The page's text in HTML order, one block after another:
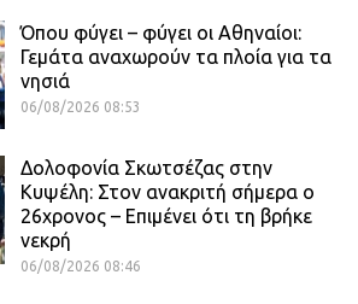
Όπου φύγει – φύγει οι Αθηναίοι:
Γεμάτα αναχωρούν τα πλοία για τα
νησιά
06/08/2026 08:53
Δολοφονία Σκωτσέζας στην
Κυψέλη: Στον ανακριτή σήμερα ο
26χρονος – Επιμένει ότι τη βρήκε
νεκρή
06/08/2026 08:46